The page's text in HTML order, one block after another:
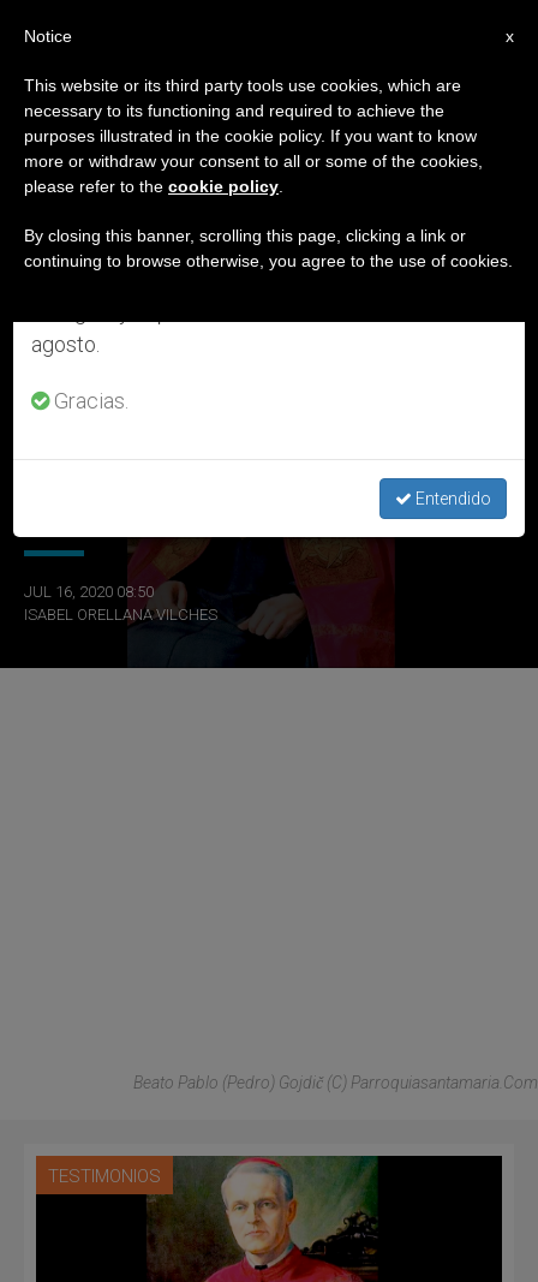
ETIQUETA
Posts Tagged
‘checoslovaquia’
ÚLTIMAS NOTICIAS
JUL 16, 2020 08:50
ISABEL ORELLANA VILCHES
Beato Pablo (Pedro) Gojdič (C) Parroquiasantamaria.com
TESTIMONIOS
×
Aviso importante
Del 27 de julio al 7 de agosto haremos la pausa
anual, aprovechando que en el periodo de verano
se generan menos informaciones y también el
agosto.
Gracias.
Entendido
x
Notice
This website or its third party tools use cookies, which are
necessary to its functioning and required to achieve the
purposes illustrated in the cookie policy. If you want to know
more or withdraw your consent to all or some of the cookies,
please refer to the cookie policy
By closing this banner, scrolling this page, clicking a link or
continuing to browse otherwise, you agree to the use of cookies.